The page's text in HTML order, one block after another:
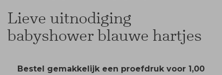
Lieve uitnodiging
babyshower blauwe hartjes
Bestel gemakkelijk een proefdruk voor 1,00